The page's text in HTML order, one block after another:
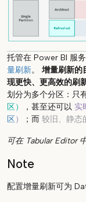
托管在 Power BI 服
量刷新。 增量刷新的
现更快、更高效的刷
划分为多个分区：只
区）
，甚至还可以 实
区） ；而 较旧、静态
可在 Tabular Editor
Note
配置增量刷新可为